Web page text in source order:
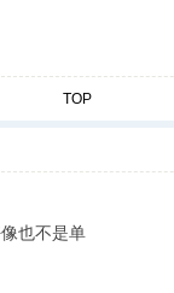
TOP
也不是单